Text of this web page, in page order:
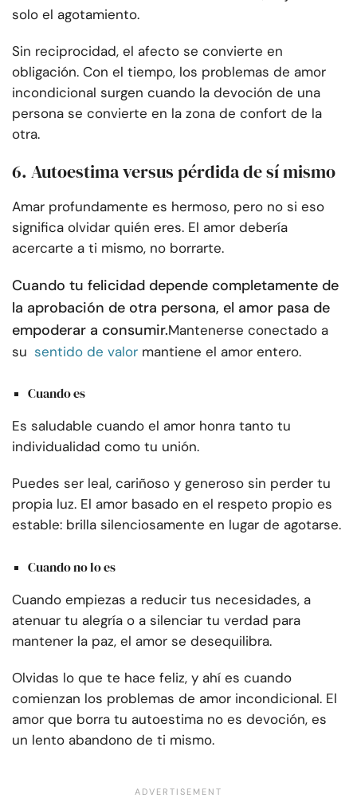
solo el agotamiento.
Sin reciprocidad, el afecto se convierte en
obligación. Con el tiempo, los problemas de amor
incondicional surgen cuando la devoción de una
persona se convierte en la zona de confort de la
otra.
6. Autoestima versus pérdida de sí mismo
Amar profundamente es hermoso, pero no si eso
significa olvidar quién eres. El amor debería
acercarte a ti mismo, no borrarte.
Cuando tu felicidad depende completamente de
la aprobación de otra persona, el amor pasa de
empoderar a consumir.Mantenerse conectado a
su sentido de valor mantiene el amor entero.
Cuando es
Es saludable cuando el amor honra tanto tu
individualidad como tu unión.
Puedes ser leal, cariñoso y generoso sin perder tu
propia luz. El amor basado en el respeto propio es
estable: brilla silenciosamente en lugar de agotarse.
Cuando no lo es
Cuando empiezas a reducir tus necesidades, a
atenuar tu alegría o a silenciar tu verdad para
mantener la paz, el amor se desequilibra.
Olvidas lo que te hace feliz, y ahí es cuando
comienzan los problemas de amor incondicional. El
amor que borra tu autoestima no es devoción, es
un lento abandono de ti mismo.